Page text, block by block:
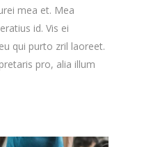
mea et. Mea
id. Vis ei
qui purto zril laoreet.
pro, alia illum